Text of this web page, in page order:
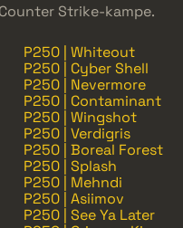
Strike-kampe.
P250 | Whiteout
P250 | Cyber Shell
P250 | Nevermore
P250 | Contaminant
P250 | Wingshot
P250 | Verdigris
P250 | Boreal Forest
P250 | Splash
P250 | Mehndi
P250 | Asiimov
P250 | See Ya Later